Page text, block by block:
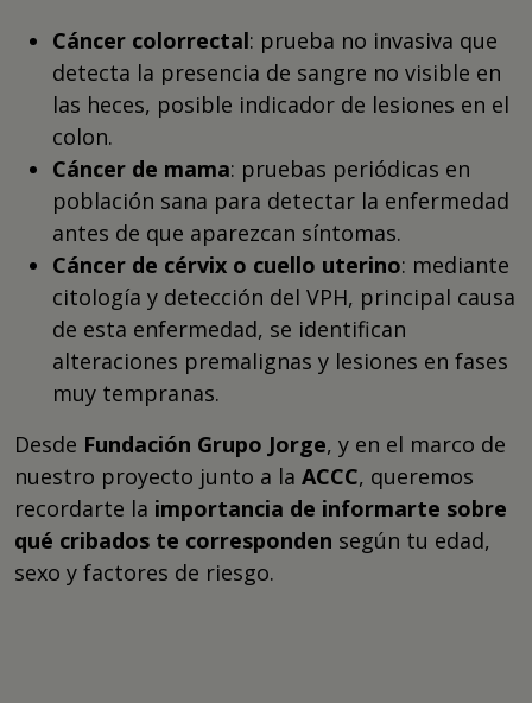
Cáncer colorrectal: prueba no invasiva que
detecta la presencia de sangre no visible en
las heces, posible indicador de lesiones en el
colon.
Cáncer de mama: pruebas periódicas en
población sana para detectar la enfermedad
antes de que aparezcan síntomas.
Cáncer de cérvix o cuello uterino: mediante
citología y detección del VPH, principal causa
de esta enfermedad, se identifican
alteraciones premalignas y lesiones en fases
muy tempranas.
Desde Fundación Grupo Jorge, y en el marco de
nuestro proyecto junto a la ACCC, queremos
recordarte la importancia de informarte sobre
qué cribados te corresponden según tu edad,
sexo y factores de riesgo.